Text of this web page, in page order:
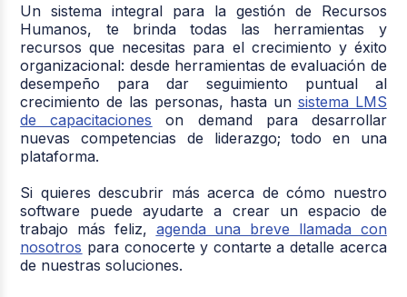
Unsistema integral para la gestión de Recursos
Humanos, te brinda todas las herramientas y
recursos que necesitas para el crecimiento y éxito
organizacional: desde herramientas de evaluación de
desempeño para dar seguimiento puntual al
crecimiento de las personas, hasta un sistema LMS
de capacitaciones on demand para desarrollar
nuevas competencias de liderazgo; todo en una
plataforma.
Si quieres descubrir más acerca de cómo nuestro
software puede ayudarte a crear un espacio de
trabajo más feliz, agenda una breve llamada con
nosotros para conocerte y contarte a detalle acerca
de nuestras soluciones.